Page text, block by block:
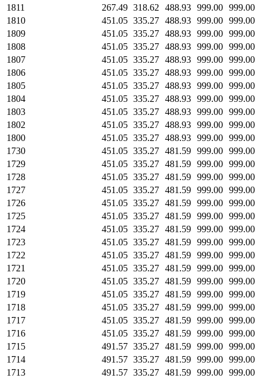
1811
267.49 318.62 488.93 999.00 999.00
1810
451.05 335.27 488.93 999.00 999.00
1809
451.05 335.27 488.93 999.00 999.00
1808
451.05 335.27 488.93 999.00 999.00
1807
451.05 335.27 488.93 999.00 999.00
1806
451.05 335.27 488.93 999.00 999.00
1805
451.05 335.27 488.93 999.00 999.00
1804
451.05 335.27 488.93 999.00 999.00
1803
451.05 335.27 488.93 999.00 999.00
1802
451.05 335.27 488.93 999.00 999.00
1800
451.05 335.27 488.93 999.00 999.00
1730
451.05 335.27 481.59 999.00 999.00
1729
451.05 335.27 481.59 999.00 999.00
1728
451.05 335.27 481.59 999.00 999.00
1727
451.05 335.27 481.59 999.00 999.00
1726
451.05 335.27 481.59 999.00 999.00
1725
451.05 335.27 481.59 999.00 999.00
1724
451.05 335.27 481.59 999.00 999.00
1723
451.05 335.27 481.59 999.00 999.00
1722
451.05 335.27 481.59 999.00 999.00
1721
451.05 335.27 481.59 999.00 999.00
1720
451.05 335.27 481.59 999.00 999.00
1719
451.05 335.27 481.59 999.00 999.00
1718
451.05 335.27 481.59 999.00 999.00
1717
451.05 335.27 481.59 999.00 999.00
1716
451.05 335.27 481.59 999.00 999.00
1715
491.57 335.27 481.59 999.00 999.00
1714
491.57 335.27 481.59 999.00 999.00
1713
491.57 335.27 481.59 999.00 999.00